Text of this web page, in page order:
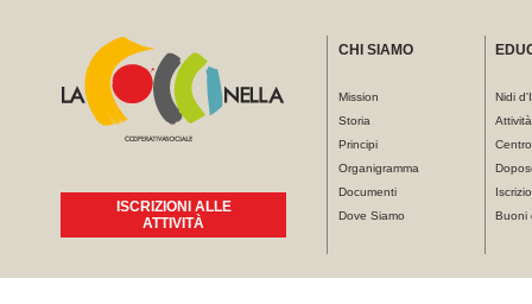
ISCRIZIONI ALLE
ATTIVITÀ
CHI SIAMO
Mission
Storia
Principi
Organigramma
Documenti
Dove Siamo
Nidi
Buoni